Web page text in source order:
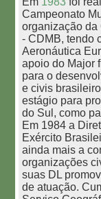
Campeonato
organização da
- CDMB, tendo
Aeronáutica
apoio do Major
para o
e civis
estágio para
do Sul, como
Em 1984 a
Exército
ainda mais a
organizações
suas DL
de atuação.